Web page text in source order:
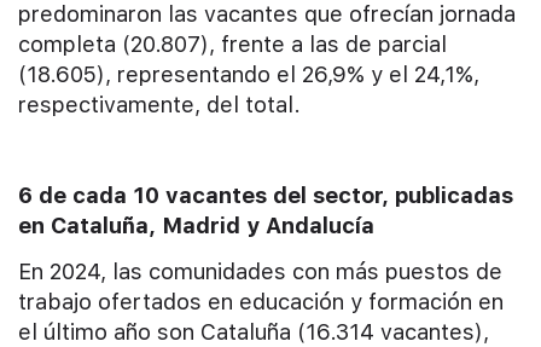
predominaron las vacantes que ofrecían jornada
completa (20.807), frente a las de parcial
(18.605), representando el 26,9% y el 24,1%,
respectivamente, del total.
6 de cada 10 vacantes del sector, publicadas
en Cataluña, Madrid y Andalucía
En 2024, las comunidades con más puestos de
trabajo ofertados en educación y formación en
el último año son Cataluña (16.314 vacantes),